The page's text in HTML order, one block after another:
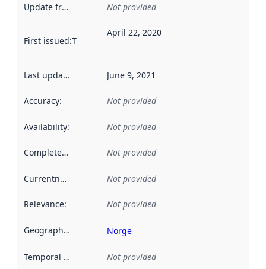
Update frequency Not provided
First issued:This date indicates when the data in this
April 22, 2020
Last updated June 9, 2021
Accuracy: Not provided
Availability: Not provided
Completeness Not provided
Currentness Not provided
Relevance: Not provided
Geographical scope Norge
Temporal scope Not provided